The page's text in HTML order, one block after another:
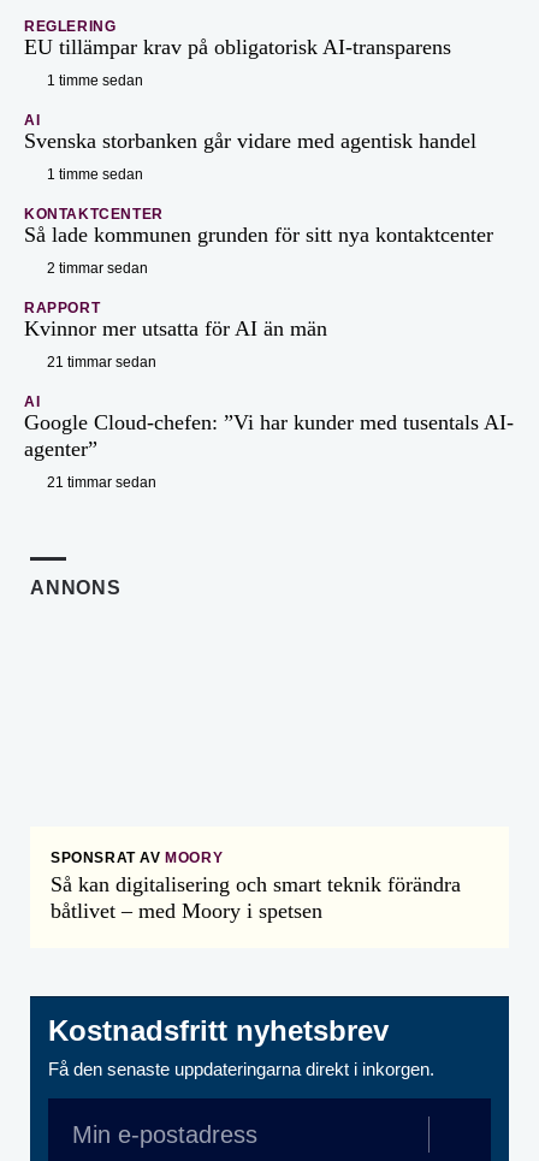
REGLERING
EU tillämpar krav på obligatorisk AI-transparens
1 timme sedan
AI
Svenska storbanken går vidare med agentisk handel
1 timme sedan
KONTAKTCENTER
Så lade kommunen grunden för sitt nya kontaktcenter
2 timmar sedan
RAPPORT
Kvinnor mer utsatta för AI än män
21 timmar sedan
AI
Google Cloud-chefen: ”Vi har kunder med tusentals AI-
agenter”
21 timmar sedan
ANNONS
SPONSRAT AV MOORY
Så kan digitalisering och smart teknik förändra
båtlivet – med Moory i spetsen
Kostnadsfritt nyhetsbrev
Få den senaste uppdateringarna direkt i inkorgen.